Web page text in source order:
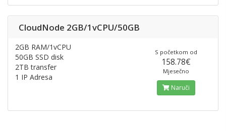
CloudNode 2GB/1vCPU/50GB
2GB RAM/1vCPU
50GB SSD disk
2TB transfer
1 IP Adresa
S početkom od
158.78€
Mjesečno
Naruči